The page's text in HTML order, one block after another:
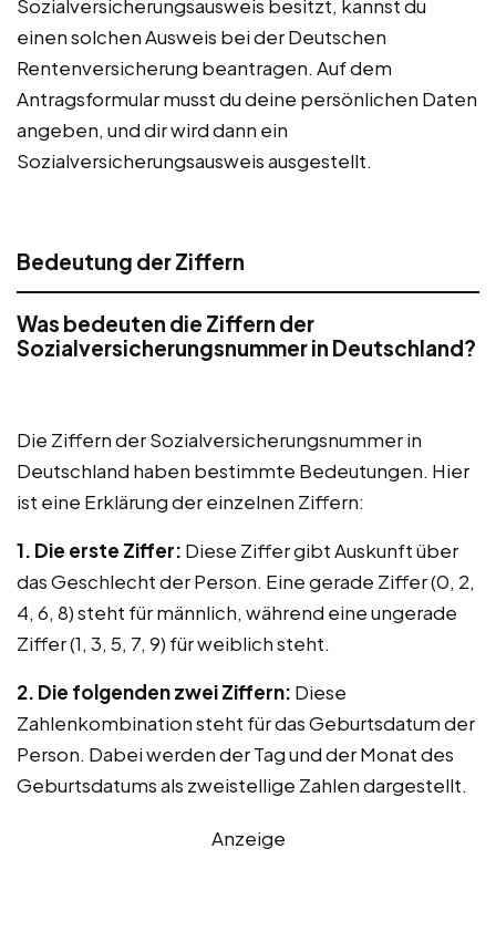
Sozialversicherungsausweis besitzt, kannst du
einen solchen Ausweis bei der Deutschen
Rentenversicherung beantragen. Auf dem
Antragsformular musst du deine persönlichen Daten
angeben, und dir wird dann ein
Sozialversicherungsausweis ausgestellt.
Bedeutung der Ziffern
Was bedeuten die Ziffern der
Sozialversicherungsnummer in Deutschland?
Die Ziffern der Sozialversicherungsnummer in
Deutschland haben bestimmte Bedeutungen. Hier
ist eine Erklärung der einzelnen Ziffern:
1. Die erste Ziffer: Diese Ziffer gibt Auskunft über
das Geschlecht der Person. Eine gerade Ziffer (0, 2,
4, 6, 8) steht für männlich, während eine ungerade
Ziffer (1, 3, 5, 7, 9) für weiblich steht.
2. Die folgenden zwei Ziffern: Diese
Zahlenkombination steht für das Geburtsdatum der
Person. Dabei werden der Tag und der Monat des
Geburtsdatums als zweistellige Zahlen dargestellt.
Anzeige